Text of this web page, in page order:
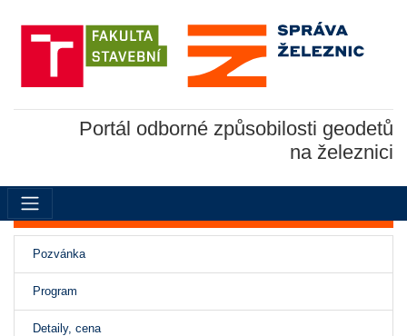
Portál odborné způsobilosti geodetů
na železnici
Pozvánka
Program
Detaily, cena(aktivní)